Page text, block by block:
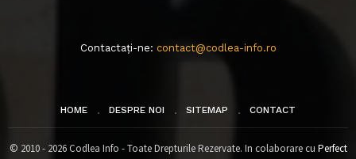
Contactați-ne: contact@codlea-info.ro
HOME DESPRE NOI SITEMAP CONTACT
© 2010 - 2026 Codlea Info - Toate Drepturile Rezervate. In colaborare cu Perfect